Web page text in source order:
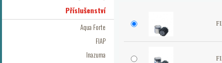
Příslušenství
Aqua Forte
FIAP
Inazuma